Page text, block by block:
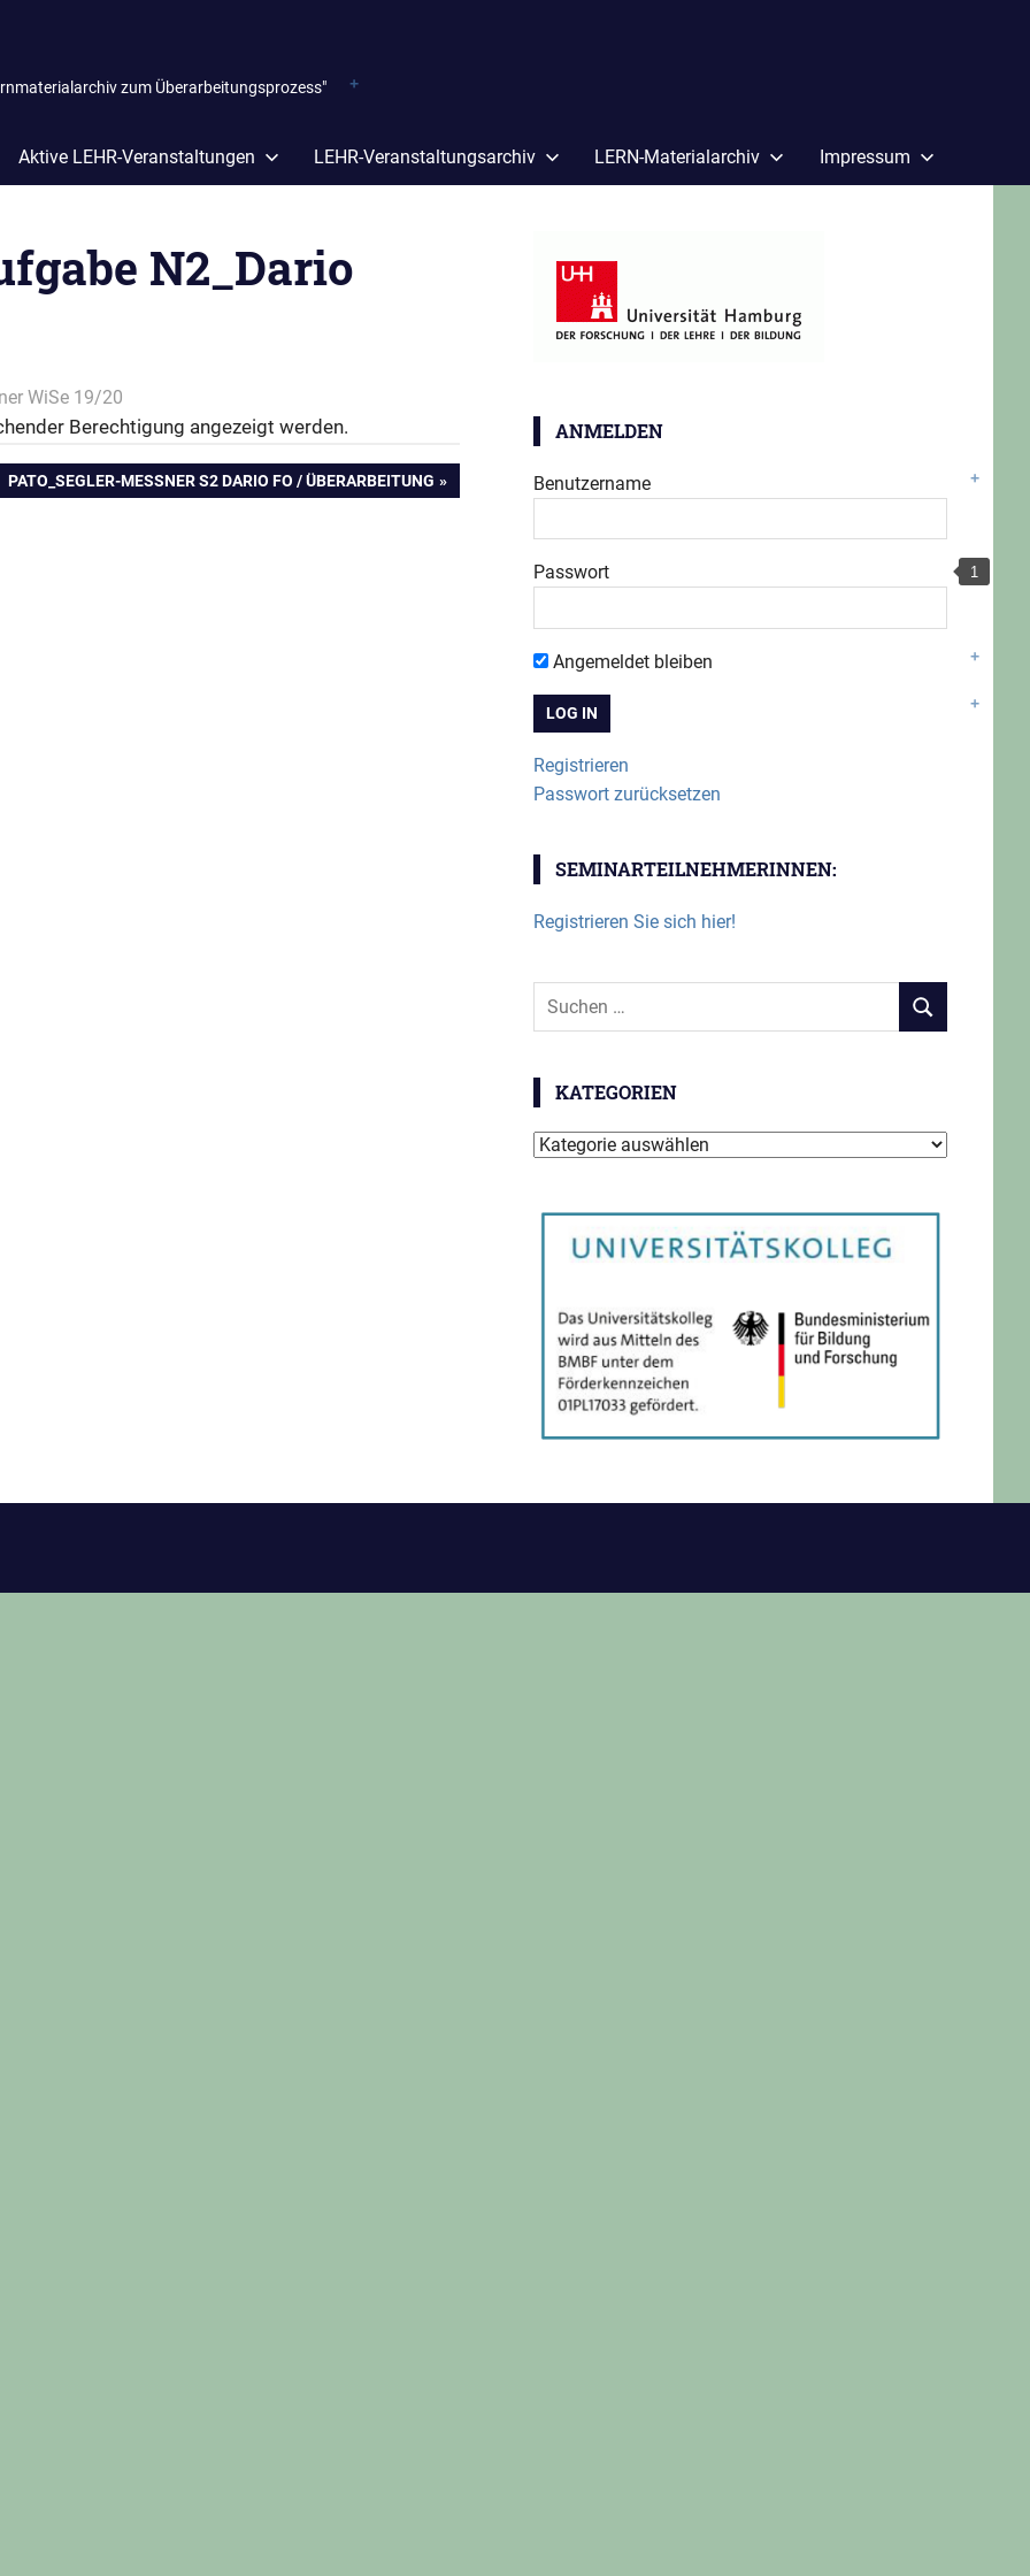
zum Überarbeitungsprozess"
Aktive LEHR-Veranstaltungen LEHR-Veranstaltungsarchiv LERN-Materialarchiv Impressum
N2_Dario
WiSe 19/20
Berechtigung angezeigt werden.
NÄCHSTER
PATO_SEGLER-MESSNER S2 DARIO FO / ÜBERARBEITUNG
ANMELDEN
Benutzername
Passwort
Angemeldet bleiben
Registrieren
Passwort zurücksetzen
SEMINARTEILNEHMERINNEN:
Registrieren Sie sich hier!
Suchen
SUCHEN
KATEGORIEN
Kategorien